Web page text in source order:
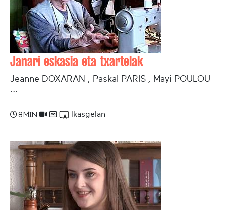
Janari eskasia eta txartelak
Jeanne DOXARAN , Paskal PARIS , Mayi POULOU
...
8 min Ikasgelan